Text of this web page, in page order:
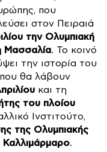
που
στον Πειραιά
την Ολυμπιακή
Μασσαλία. Το κοινό
την ιστορία του
που θα λάβουν
και τη
του πλοίου
Ινστιτούτο,
της Ολυμπιακής
.